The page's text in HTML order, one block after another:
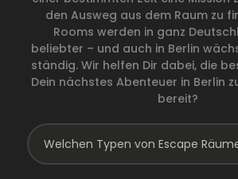
den Ausweg aus dem Raum zu
Rooms werden in ganz
beliebter – und auch in Berlin
ständig. Wir helfen Dir dabei, die
Dein nächstes Abenteuer in Berlin
bereit?